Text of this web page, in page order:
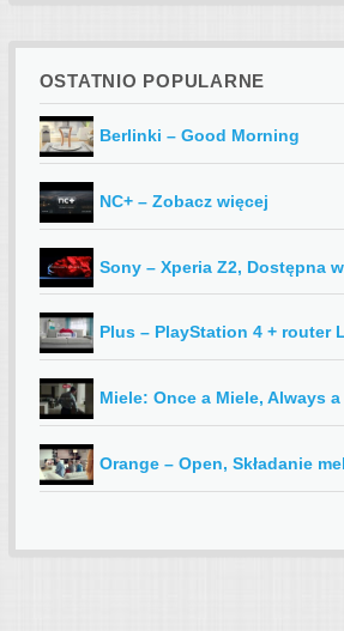
OSTATNIO POPULARNE
Berlinki – Good Morning
NC+ – Zobacz więcej
Sony – Xperia Z2, Dostępna
Plus – PlayStation 4 + router
Miele: Once a Miele, Always a
Orange – Open, Składanie